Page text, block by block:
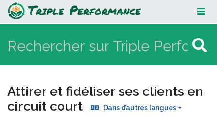
Attirer et fidéliser ses clients en
circuit court
Attirer et fidéliser ses clients en
circuit court
Dans d’autres langues